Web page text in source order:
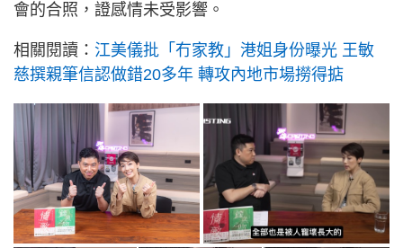
會的合照，證感情未受影響。
相關閱讀： 江美儀批「冇家教」港姐身份曝光 王敏
慈撰親筆信認做錯20多年 轉攻內地市場撈得掂